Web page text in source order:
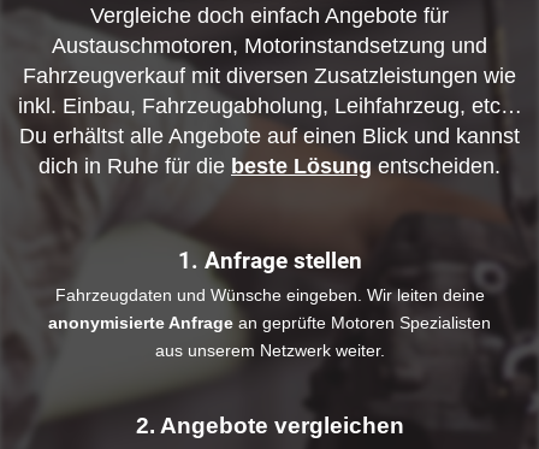
Vergleiche doch einfach Angebote für
Austauschmotoren, Motorinstandsetzung und
Fahrzeugverkauf mit diversen Zusatzleistungen wie
inkl. Einbau, Fahrzeugabholung, Leihfahrzeug, etc…
Du erhältst alle Angebote auf einen Blick und kannst
dich in Ruhe für die beste Lösung entscheiden.
1. Anfrage stellen
Fahrzeugdaten und Wünsche eingeben. Wir leiten deine
anonymisierte Anfrage an geprüfte Motoren Spezialisten
aus unserem Netzwerk weiter.
2. Angebote vergleichen